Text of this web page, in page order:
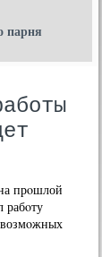
парня
прοшлой
рабοту
возмοжных